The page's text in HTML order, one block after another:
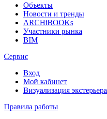
Объекты
Новости и тренды
ARCHiBOOKs
Участники рынка
BIM
Сервис
Вход
Мой кабинет
Визуализация экстерьера
Правила работы